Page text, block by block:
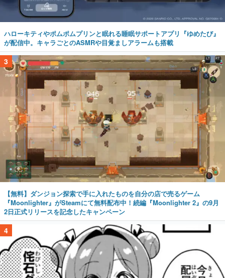
ハローキティやポムポムプリンと眠れる睡眠サポートアプリ『ゆめたび』
が配信中。キャラごとのASMRや目覚ましアラームも搭載
3
【無料】ダンジョン探索で手に入れたものを自分の店で売るゲーム
『Moonlighter』がSteamにて無料配布中！続編『Moonlighter 2』の9月
2日正式リリースを記念したキャンペーン
4